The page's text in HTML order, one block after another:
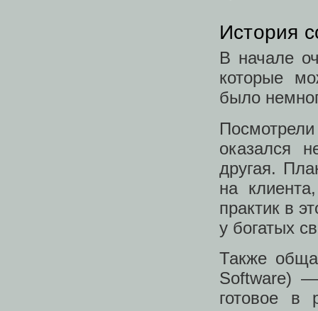
История
В начале
которые
было
оказался
другая.
на
практик в
у богатых
Также
Software)
готовое в